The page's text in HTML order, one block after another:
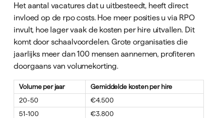
Het aantal vacatures dat u uitbesteedt, heeft direct
invloed op de rpo costs. Hoe meer posities u via RPO
invult, hoe lager vaak de kosten per hire uitvallen. Dit
komt door schaalvoordelen. Grote organisaties die
jaarlijks meer dan 100 mensen aannemen, profiteren
doorgaans van volumekorting.
Volume per jaar
Gemiddelde kosten per hire
20-50
€4.500
51-100
€3.800